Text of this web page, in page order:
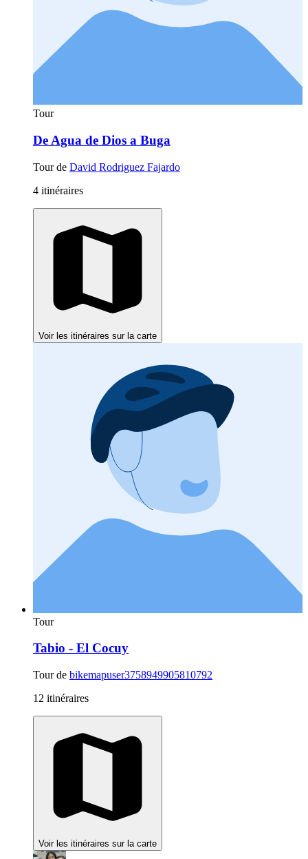
Tour
De Agua de Dios a Buga
Tour de David Rodriguez Fajardo
4 itinéraires
Voir les itinéraires sur la carte
Tour
Tabio - El Cocuy
Tour de bikemapuser3758949905810792
12 itinéraires
Voir les itinéraires sur la carte